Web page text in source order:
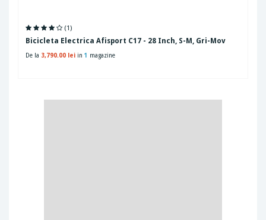
(1)
Bicicleta Electrica Afisport C17 - 28 Inch, S-M, Gri-Mov
De la 3,790.00 lei in 1 magazine